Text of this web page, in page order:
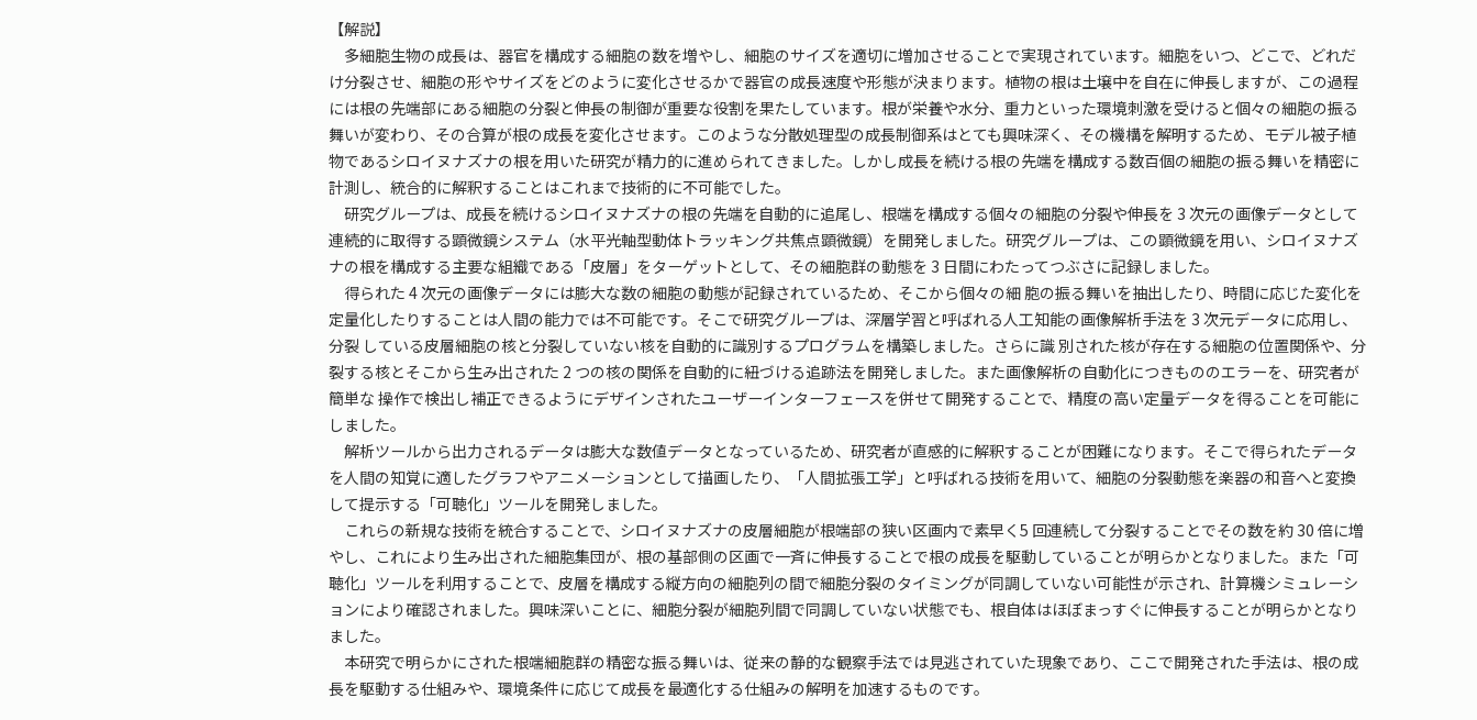
【解説】
多細胞生物の成長は、器官を構成する細胞の数を増やし、細胞のサイズを適切に増加させることで実現されています。細胞をいつ、どこで、どれだ
け分裂させ、細胞の形やサイズをどのように変化させるかで器官の成長速度や形態が決まります。植物の根は土壌中を自在に伸長しますが、この過程
には根の先端部にある細胞の分裂と伸長の制御が重要な役割を果たしています。根が栄養や水分、重力といった環境刺激を受けると個々の細胞の振る
舞いが変わり、その合算が根の成長を変化させます。このような分散処理型の成長制御系はとても興味深く、その機構を解明するため、モデル被子植
物であるシロイヌナズナの根を用いた研究が精力的に進められてきました。しかし成長を続ける根の先端を構成する数百個の細胞の振る舞いを精密に
計測し、統合的に解釈することはこれまで技術的に不可能でした。
研究グループは、成長を続けるシロイヌナズナの根の先端を自動的に追尾し、根端を構成する個々の細胞の分裂や伸長を 3 次元の画像データとして
連続的に取得する顕微鏡システム（水平光軸型動体トラッキング共焦点顕微鏡）を開発しました。研究グループは、この顕微鏡を用い、シロイヌナズ
ナの根を構成する主要な組織である「皮層」をターゲットとして、その細胞群の動態を 3 日間にわたってつぶさに記録しました。
得られた 4 次元の画像データには膨大な数の細胞の動態が記録されているため、そこから個々の細 胞の振る舞いを抽出したり、時間に応じた変化を
定量化したりすることは人間の能力では不可能です。そこで研究グループは、深層学習と呼ばれる人工知能の画像解析手法を 3 次元データに応用し、
分裂 している皮層細胞の核と分裂していない核を自動的に識別するプログラムを構築しました。さらに識 別された核が存在する細胞の位置関係や、分
裂する核とそこから生み出された 2 つの核の関係を自動的に紐づける追跡法を開発しました。また画像解析の自動化につきもののエラーを、研究者が
簡単な 操作で検出し補正できるようにデザインされたユーザーインターフェースを併せて開発することで、精度の高い定量データを得ることを可能に
しました。
解析ツールから出力されるデータは膨大な数値データとなっているため、研究者が直感的に解釈することが困難になります。そこで得られたデータ
を人間の知覚に適したグラフやアニメーションとして描画したり、「人間拡張工学」と呼ばれる技術を用いて、細胞の分裂動態を楽器の和音へと変換
して提示する「可聴化」ツールを開発しました。
これらの新規な技術を統合することで、シロイヌナズナの皮層細胞が根端部の狭い区画内で素早く5 回連続して分裂することでその数を約 30 倍に増
やし、これにより生み出された細胞集団が、根の基部側の区画で一斉に伸長することで根の成長を駆動していることが明らかとなりました。また「可
聴化」ツールを利用することで、皮層を構成する縦方向の細胞列の間で細胞分裂のタイミングが同調していない可能性が示され、計算機シミュレーシ
ョンにより確認されました。興味深いことに、細胞分裂が細胞列間で同調していない状態でも、根自体はほぼまっすぐに伸長することが明らかとなり
ました。
本研究で明らかにされた根端細胞群の精密な振る舞いは、従来の静的な観察手法では見逃されていた現象であり、ここで開発された手法は、根の成
長を駆動する仕組みや、環境条件に応じて成長を最適化する仕組みの解明を加速するものです。